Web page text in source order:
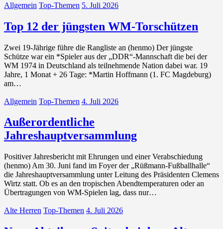
Allgemein Top-Themen 5. Juli 2026
Top 12 der jüngsten WM-Torschützen
Zwei 19-Jährige führe die Rangliste an (henmo) Der jüngste
Schütze war ein *Spieler aus der „DDR“-Mannschaft die bei der
WM 1974 in Deutschland als teilnehmende Nation dabei war. 19
Jahre, 1 Monat + 26 Tage: *Martin Hoffmann (1. FC Magdeburg)
am…
Allgemein Top-Themen 4. Juli 2026
Außerordentliche
Jahreshauptversammlung
Positiver Jahresbericht mit Ehrungen und einer Verabschiedung
(henmo) Am 30. Juni fand im Foyer der „Rüßmann-Fußballhalle“
die Jahreshauptversammlung unter Leitung des Präsidenten Clemens
Wirtz statt. Ob es an den tropischen Abendtemperaturen oder an
Übertragungen von WM-Spielen lag, dass nur…
Alte Herren Top-Themen 4. Juli 2026